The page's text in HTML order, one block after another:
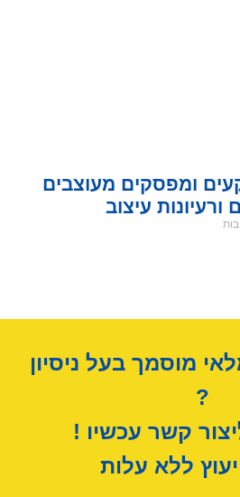
ומפסקים מעוצבים
ורעיונות עיצוב
מוסמך בעל ניסיון
?
קשר עכשיו !
ללא עלות